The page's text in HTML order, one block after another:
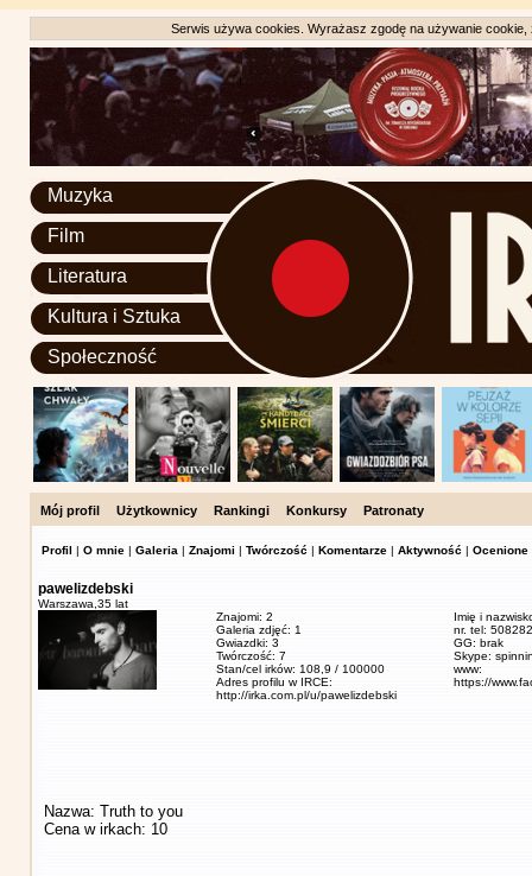
Serwis używa cookies. Wyrażasz zgodę na używanie
Muzyka
Film
Literatura
Kultura i Sztuka
Społeczność
Mój profil Użytkownicy Rankingi Konkursy Patronaty
Profil | O mnie | Galeria | Znajomi | Twórczość | Komentarze | Aktywność | Ocenione
pawelizdebski
Warszawa, 35 lat
Znajomi: 2
Galeria zdjęć: 1
Gwiazdki: 3
Twórczość: 7
Stan/cel irków: 108,9 / 100000
Adres profilu w IRCE:
http://irka.com.pl/u/pawelizdebski
Imię i
nr. tel:
GG: brak
Skype:
www:
https://
Nazwa: Truth to you
Cena w irkach: 10